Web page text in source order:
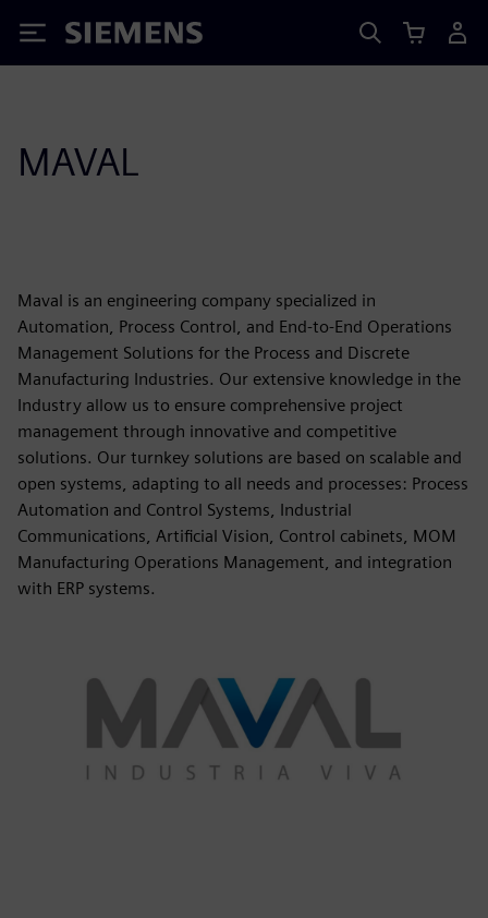
Siemens
MAVAL
Maval is an engineering company specialized in
Automation, Process Control, and End-to-End Operations
Management Solutions for the Process and Discrete
Manufacturing Industries. Our extensive knowledge in the
Industry allow us to ensure comprehensive project
management through innovative and competitive
solutions. Our turnkey solutions are based on scalable and
open systems, adapting to all needs and processes: Process
Automation and Control Systems, Industrial
Communications, Artificial Vision, Control cabinets, MOM
Manufacturing Operations Management, and integration
with ERP systems.